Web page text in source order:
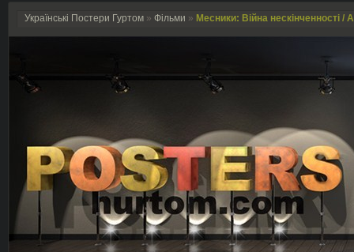
Українські Постери Гуртом » Фільми » Месники: Війна нескінченності